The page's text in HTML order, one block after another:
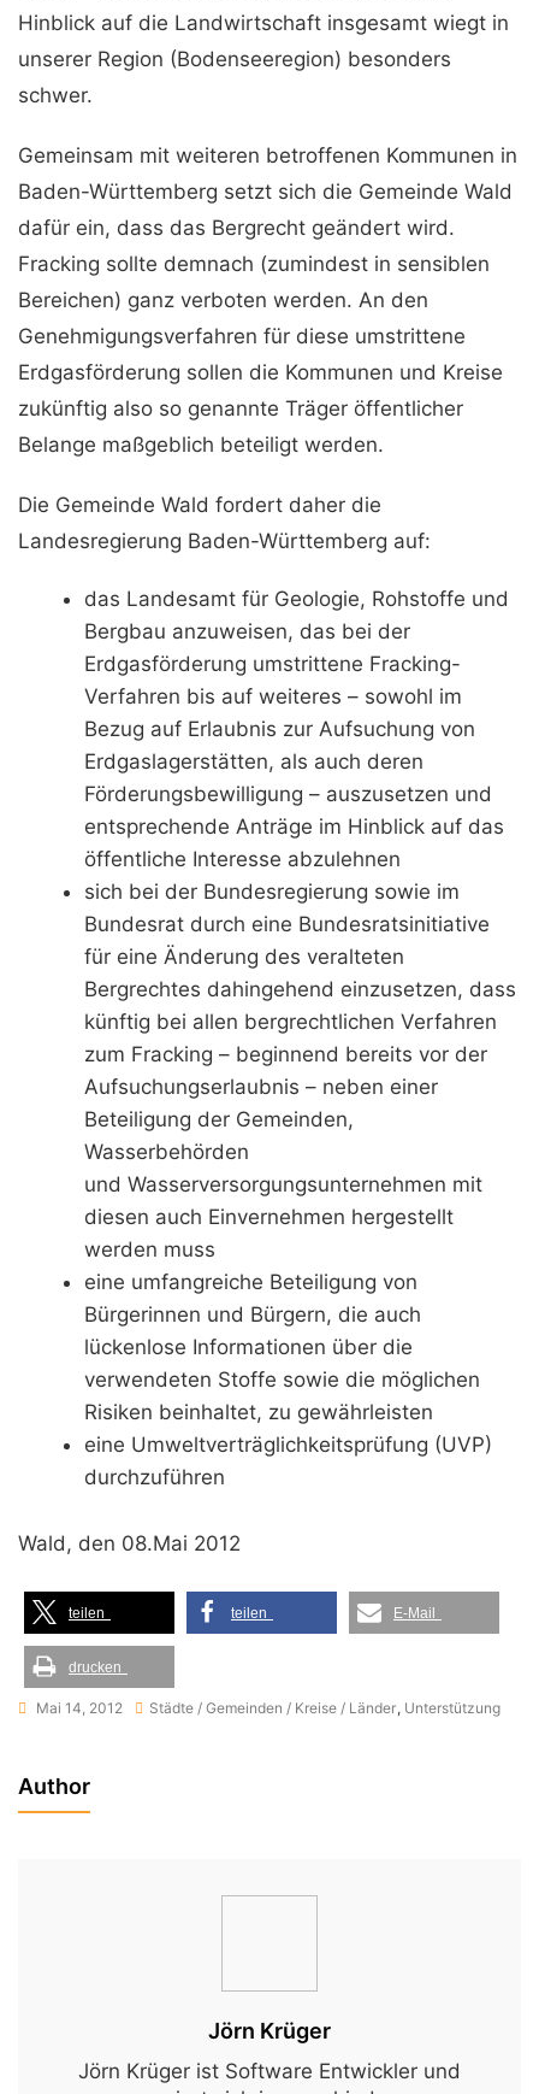
Hinblick auf die Landwirtschaft insgesamt wiegt in
unserer Region (Bodenseeregion) besonders
schwer.
Gemeinsam mit weiteren betroffenen Kommunen in
Baden-Württemberg setzt sich die Gemeinde Wald
dafür ein, dass das Bergrecht geändert wird.
Fracking sollte demnach (zumindest in sensiblen
Bereichen) ganz verboten werden. An den
Genehmigungsverfahren für diese umstrittene
Erdgasförderung sollen die Kommunen und Kreise
zukünftig also so genannte Träger öffentlicher
Belange maßgeblich beteiligt werden.
Die Gemeinde Wald fordert daher die
Landesregierung Baden-Württemberg auf:
das Landesamt für Geologie, Rohstoffe und
Bergbau anzuweisen, das bei der
Erdgasförderung umstrittene Fracking-
Verfahren bis auf weiteres – sowohl im
Bezug auf Erlaubnis zur Aufsuchung von
Erdgaslagerstätten, als auch deren
Förderungsbewilligung – auszusetzen und
entsprechende Anträge im Hinblick auf das
öffentliche Interesse abzulehnen
sich bei der Bundesregierung sowie im
Bundesrat durch eine Bundesratsinitiative
für eine Änderung des veralteten
Bergrechtes dahingehend einzusetzen, dass
künftig bei allen bergrechtlichen Verfahren
zum Fracking – beginnend bereits vor der
Aufsuchungserlaubnis – neben einer
Beteiligung der Gemeinden,
Wasserbehörden
und Wasserversorgungsunternehmen mit
diesen auch Einvernehmen hergestellt
werden muss
eine umfangreiche Beteiligung von
Bürgerinnen und Bürgern, die auch
lückenlose Informationen über die
verwendeten Stoffe sowie die möglichen
Risiken beinhaltet, zu gewährleisten
eine Umweltverträglichkeitsprüfung (UVP)
durchzuführen
Wald, den 08.Mai 2012
teilen teilen E-Mail
drucken
Mai 14, 2012 Städte / Gemeinden / Kreise / Länder, Unterstützung
Author
Jörn Krüger
Jörn Krüger ist Software Entwickler und